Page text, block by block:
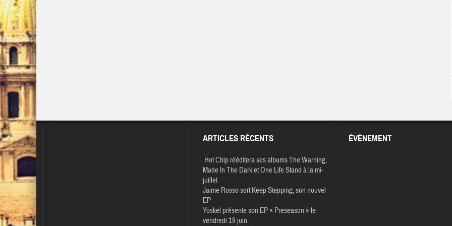
ARTICLES RÉCENTS
Hot Chip rééditera ses albums The Warning,
Made In The Dark et One Life Stand à la mi-
juillet
Jaime Rosso sort Keep Stepping, son nouvel
EP
Yoskel présente son EP « Preseason » le
vendredi 19 juin
ÉVÈNEMENT